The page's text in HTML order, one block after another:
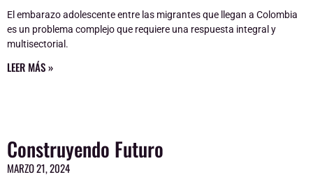
El embarazo adolescente entre las migrantes que llegan a Colombia
es un problema complejo que requiere una respuesta integral y
multisectorial.
LEER MÁS »
Construyendo Futuro
MARZO 21, 2024